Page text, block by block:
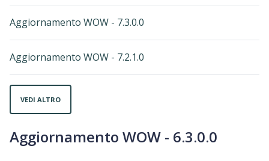
Aggiornamento WOW - 7.3.0.0
Aggiornamento WOW - 7.2.1.0
VEDI ALTRO
Aggiornamento WOW - 6.3.0.0